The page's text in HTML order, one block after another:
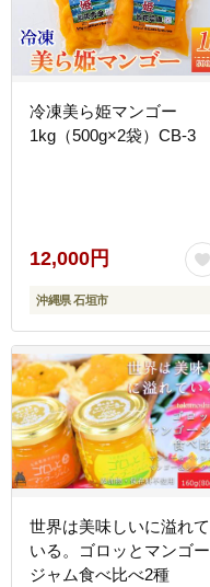
冷凍美ら姫マンゴー
1kg（500g×2袋）CB-3
12,000円
沖縄県 石垣市
世界は美味しいに溢れて
いる。ゴロッとマンゴー
ジャム食べ比べ2種